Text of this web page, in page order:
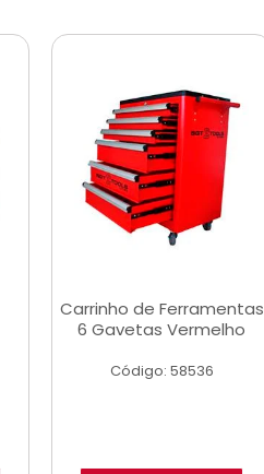
Carrinho de Ferramentas
6 Gavetas Vermelho
Código: 58536